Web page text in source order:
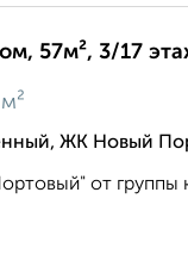
57м², 3/17
ЖК Новый
от группы